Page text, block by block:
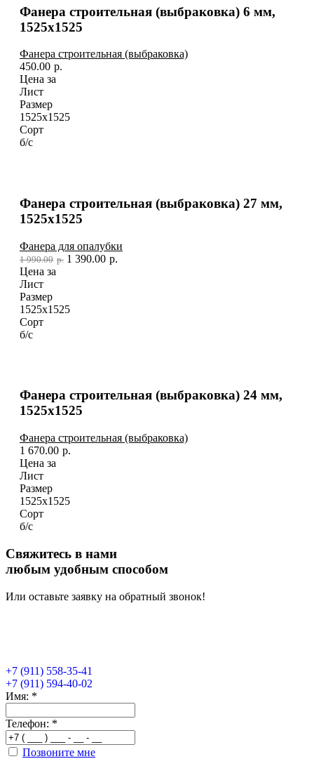
Фанера строительная (выбраковка) 6 мм,
1525х1525
Фанера строительная (выбраковка)
р.
450.00
Цена за
Лист
Размер
1525х1525
Сорт
б/с
Фанера строительная (выбраковка) 27 мм,
1525х1525
Фанера для опалубки
р.
1 990.00 р.
1 390.00
Цена за
Лист
Размер
1525х1525
Сорт
б/с
Фанера строительная (выбраковка) 24 мм,
1525х1525
Фанера строительная (выбраковка)
р.
1 670.00
Цена за
Лист
Размер
1525х1525
Сорт
б/с
Свяжитесь в нами
любым удобным способом
Или оставьте заявку на обратный звонок!
+7 (911) 558-35-41
+7 (911) 594-40-02
Имя: *
Телефон: *
Позвоните мне